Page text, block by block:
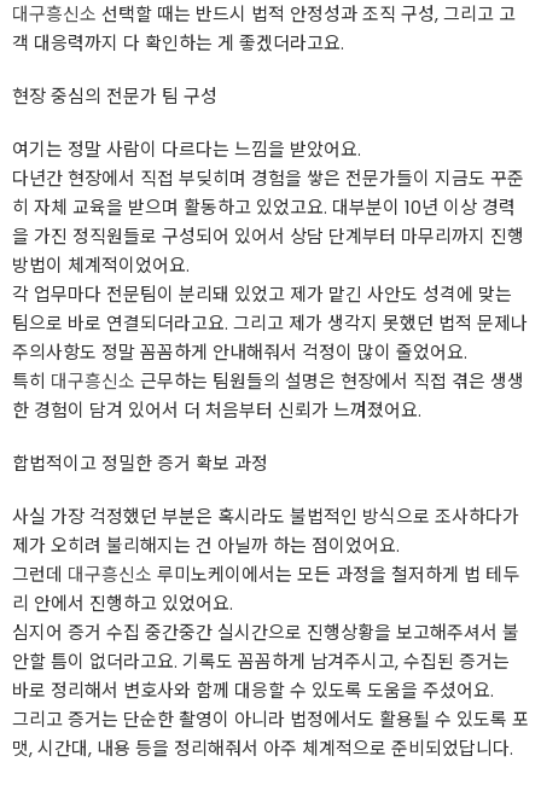
대구흥신소 선택할 때는 반드시 법적 안정성과 조직 구성, 그리고 고
객 대응력까지 다 확인하는 게 좋겠더라고요.
현장 중심의 전문가 팀 구성
여기는 정말 사람이 다르다는 느낌을 받았어요.
다년간 현장에서 직접 부딪히며 경험을 쌓은 전문가들이 지금도 꾸준
히 자체 교육을 받으며 활동하고 있었고요. 대부분이 10년 이상 경력
을 가진 정직원들로 구성되어 있어서 상담 단계부터 마무리까지 진행
방법이 체계적이었어요.
각 업무마다 전문팀이 분리돼 있었고 제가 맡긴 사안도 성격에 맞는
팀으로 바로 연결되더라고요. 그리고 제가 생각지 못했던 법적 문제나
주의사항도 정말 꼼꼼하게 안내해줘서 걱정이 많이 줄었어요.
특히 대구흥신소 근무하는 팀원들의 설명은 현장에서 직접 겪은 생생
한 경험이 담겨 있어서 더 처음부터 신뢰가 느껴졌어요.
합법적이고 정밀한 증거 확보 과정
사실 가장 걱정했던 부분은 혹시라도 불법적인 방식으로 조사하다가
제가 오히려 불리해지는 건 아닐까 하는 점이었어요.
그런데 대구흥신소 루미노케이에서는 모든 과정을 철저하게 법 테두
리 안에서 진행하고 있었어요.
심지어 증거 수집 중간중간 실시간으로 진행상황을 보고해주셔서 불
안할 틈이 없더라고요. 기록도 꼼꼼하게 남겨주시고, 수집된 증거는
바로 정리해서 변호사와 함께 대응할 수 있도록 도움을 주셨어요.
그리고 증거는 단순한 촬영이 아니라 법정에서도 활용될 수 있도록 포
맷, 시간대, 내용 등을 정리해줘서 아주 체계적으로 준비되었답니다.